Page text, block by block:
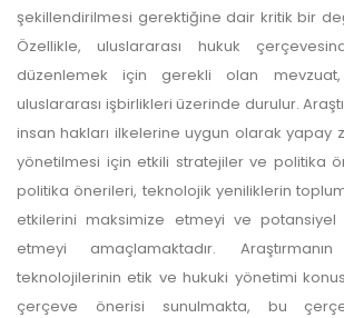
şekillendirilmesi gerektiğine dair kritik bir
Özellikle, uluslararası hukuk
düzenlemek için gerekli olan
uluslararası işbirlikleri üzerinde durulur.
insan hakları ilkelerine uygun olarak yapay
yönetilmesi için etkili stratejiler ve politika
politika önerileri, teknolojik yeniliklerin
etkilerini maksimize etmeyi ve potansiyel
etmeyi amaçlamaktadır.
teknolojilerinin etik ve hukuki yönetimi
çerçeve önerisi sunulmakta, bu